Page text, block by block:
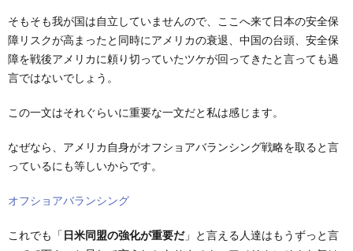
そもそも我が国は自立していませんので、ここへ来て日本の安全保
障リスクが高まったと同時にアメリカの衰退、中国の台頭、安全保
障を戦後アメリカに頼り切っていたツケが回ってきたと言っても過
言ではないでしょう。
この一文はそれぐらいに重要な一文だと私は感じます。
なぜなら、アメリカ自身がオフショアバランシング戦略を取ると言
っているにも等しいからです。
オフショアバランシング
これでも「日米同盟の強化が重要だ」と言える人達はもうずっと言